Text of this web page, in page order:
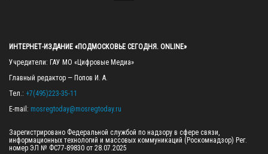
ИНТЕРНЕТ-ИЗДАНИЕ «ПОДМОСКОВЬЕ СЕГОДНЯ. ONLINE»
Учредители: ГАУ МО «Цифровые Медиа»
Главный редактор — Попов И. А.
Тел.: +7(495)223-35-11
E-mail: mosregtoday@mosregtoday.ru
Зарегистрировано Федеральной службой по надзору в сфере связи,
информационных технологий и массовых коммуникаций (Роскомнадзор) Рег.
номер ЭЛ № ФС77-89830 от 28.07.2025